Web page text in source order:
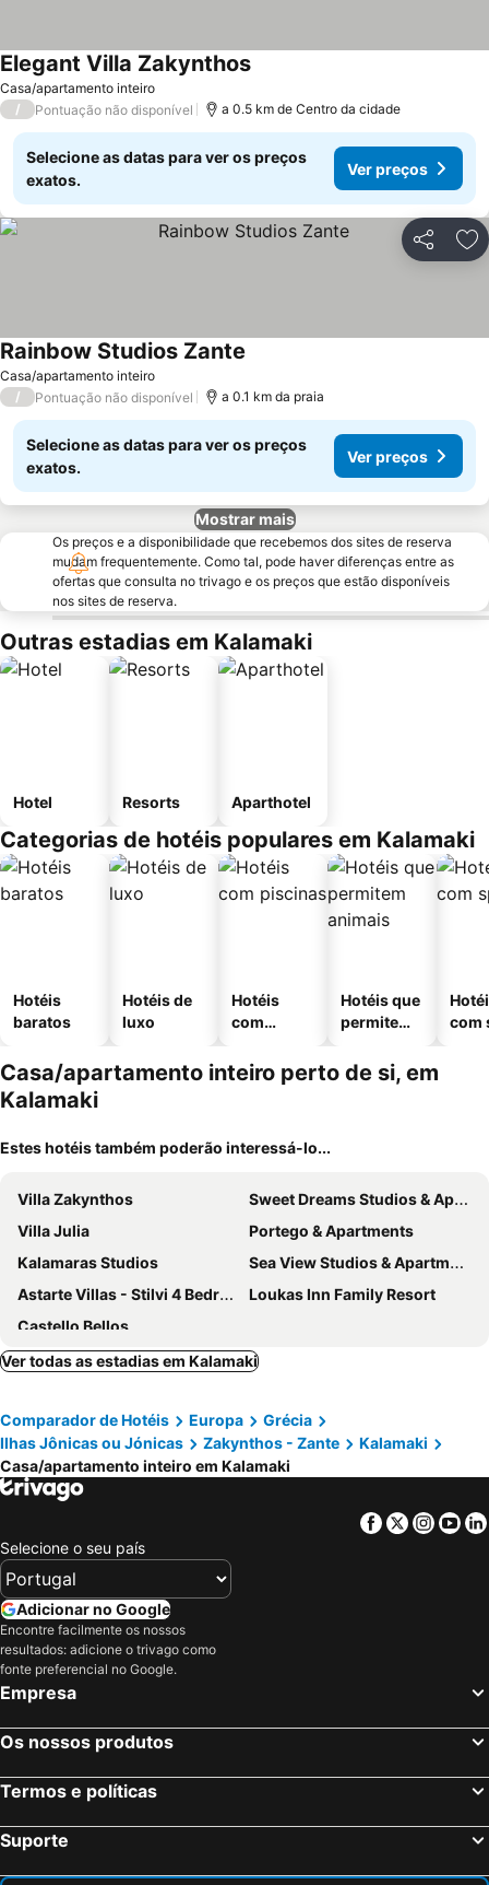
Casa/apartamento inteiro
Elegant Villa Zakynthos
/ Pontuação não disponível a 0.5 km de Centro da cidade
Selecione as datas para ver os preços
exatos.
Ver preços
Partilhar
Casa/apartamento inteiro
Rainbow Studios Zante
/ Pontuação não disponível a 0.1 km da praia
Selecione as datas para ver os preços
exatos.
Ver preços
Mostrar mais
Os preços e a disponibilidade que recebemos dos sites de reserva
mudam frequentemente. Como tal, pode haver diferenças entre as
ofertas que consulta no trivago e os preços que estão disponíveis
nos sites de reserva.
Outras estadias em Kalamaki
Hotel Resorts Aparthotel
Categorias de hotéis populares em Kalamaki
Hotéis
baratos
Hotéis de
luxo
Hotéis
com
Hotéis que
permitem
com
Casa/apartamento inteiro perto de si, em
Kalamaki
Estes hotéis também poderão interessá-lo...
Villa Zakynthos
Sweet Dreams Studios & Apartment
Villa Julia
Portego & Apartments
Kalamaras Studios
Sea View Studios & Apartments
Astarte Villas - Stilvi 4 Bedroom Private Villa With Pool
Loukas Inn Family Resort
Castello Bellos
Ver todas as estadias em Kalamaki
Comparador de Hotéis Europa
Grécia
Ilhas Jônicas ou Jónicas
Zakynthos - Zante
Kalamaki
Casa/apartamento inteiro em Kalamaki
Facebook
Twitter
Selecione o seu país
Adicionar no Google
Encontre facilmente os nossos
resultados: adicione o trivago como
fonte preferencial no Google.
Empresa
Os nossos produtos
Termos e políticas
Suporte